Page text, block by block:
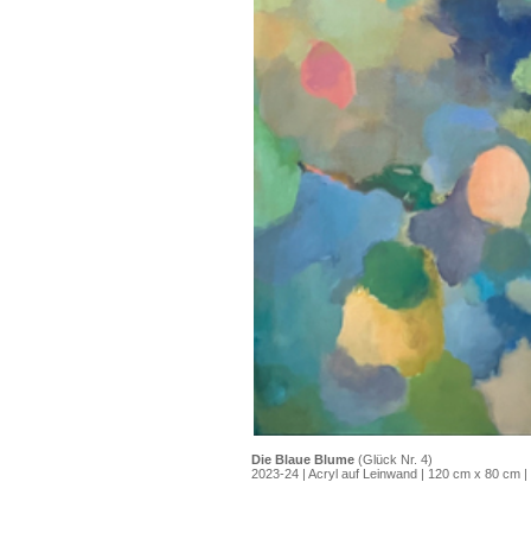
Die Blaue Blume (Glück Nr. 4)
2023-24 | Acryl auf Leinwand | 120 cm x 80 cm